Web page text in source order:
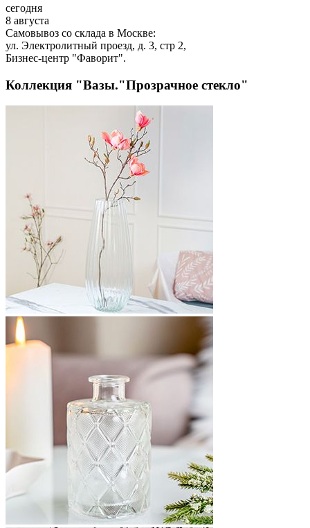
сегодня
8 августа
Самовывоз со склада в Москве:
ул. Электролитный проезд, д. 3, стр 2,
Бизнес-центр "Фаворит".
Коллекция "Вазы."Прозрачное стекло"